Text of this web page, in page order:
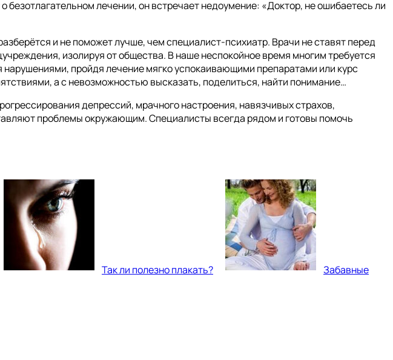
лечении, он встречает недоумение: «Доктор, не ошибаетесь ли
и не поможет лучше, чем специалист-психиатр. Врачи не ставят перед
изолируя от общества. В наше неспокойное время многим требуется
пройдя лечение мягко успокаивающими препаратами или курс
а с невозможностью высказать, поделиться, найти понимание…
депрессий, мрачного настроения, навязчивых страхов,
проблемы окружающим. Специалисты всегда рядом и готовы помочь
Так ли полезно плакать? Забавные